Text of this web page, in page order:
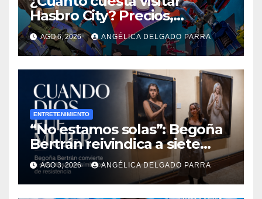
Hasbro City? Precios,
atracciones y actividades de
Summer Fest
AGO 6, 2026 ANGÉLICA DELGADO PARRA
ENTRETENIMIENTO
“No estamos solas”: Begoña
Bertrán reivindica a siete
diosas en “Cuando Dios fue
mujer”
AGO 3, 2026 ANGÉLICA DELGADO PARRA